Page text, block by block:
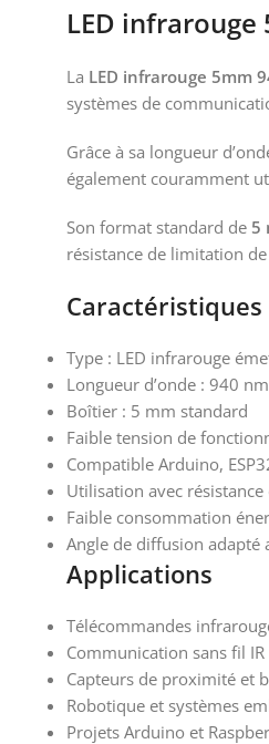
LED
La LED infrarouge 5mm
systèmes de
Grâce à sa longueur
également couramment
Son format standard de 5
résistance de limitation
Type : LED infrarouge
Longueur d’onde : 940
Boîtier : 5 mm standard
Faible tension de
Compatible Arduino,
Utilisation avec
Faible consommation
Angle de diffusion adapté
Applications
Télécommandes
Communication sans fil
Capteurs de proximité et
Robotique et systèmes
Projets Arduino et